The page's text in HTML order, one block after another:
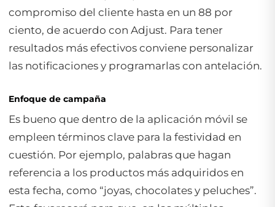
compromiso del cliente hasta en un 88 por
ciento, de acuerdo con Adjust. Para tener
resultados más efectivos conviene personalizar
las notificaciones y programarlas con antelación.
Enfoque de campaña
Es bueno que dentro de la aplicación móvil se
empleen términos clave para la festividad en
cuestión. Por ejemplo, palabras que hagan
referencia a los productos más adquiridos en
esta fecha, como “joyas, chocolates y peluches”.